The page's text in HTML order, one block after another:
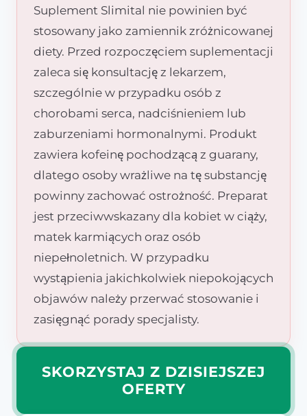
Suplement Slimital nie powinien być
stosowany jako zamiennik zróżnicowanej
diety. Przed rozpoczęciem suplementacji
zaleca się konsultację z lekarzem,
szczególnie w przypadku osób z
chorobami serca, nadciśnieniem lub
zaburzeniami hormonalnymi. Produkt
zawiera kofeinę pochodzącą z guarany,
dlatego osoby wrażliwe na tę substancję
powinny zachować ostrożność. Preparat
jest przeciwwskazany dla kobiet w ciąży,
matek karmiących oraz osób
niepełnoletnich. W przypadku
wystąpienia jakichkolwiek niepokojących
objawów należy przerwać stosowanie i
zasięgnąć porady specjalisty.
SKORZYSTAJ Z DZISIEJSZEJ
OFERTY